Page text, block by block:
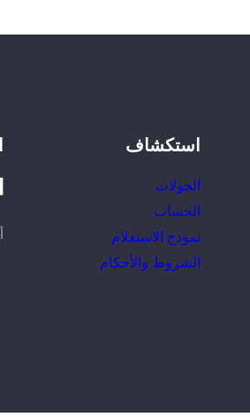
استكشاف
الجولات
الحساب
نموذج الاستعلام
الشروط والأحكام